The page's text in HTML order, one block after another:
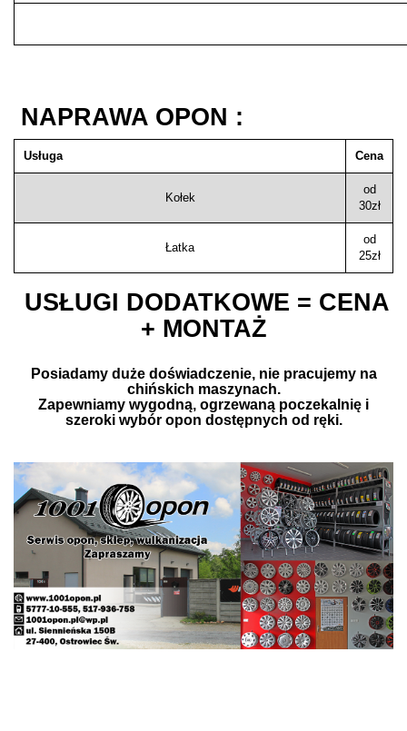
NAPRAWA OPON :
Usługa Cena
Kołek
od
30zł
Łatka
od
25zł
USŁUGI DODATKOWE = CENA
+ MONTAŻ
Posiadamy duże doświadczenie, nie pracujemy na
chińskich maszynach.
Zapewniamy wygodną, ogrzewaną poczekalnię i
szeroki wybór opon dostępnych od ręki.